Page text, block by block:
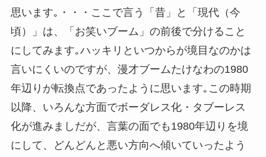
思います｡・・・ここで言う「昔」と「現代（今
頃）」は、「お笑いブーム」の前後で分けること
にしてみます｡ハッキリといつからが境目なのかは
言いにくいのですが、漫才ブームたけなわの1980
年辺りが転換点であったように思います｡この時期
以降、いろんな方面でボーダレス化・タブーレス
化が進みましだが、言葉の面でも1980年辺りを境
にして、どんどんと悪い方向へ傾いていったよう